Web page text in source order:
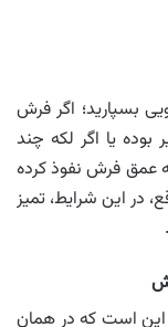
بسپارید؛ اگر فرش
یا اگر لکه چند
عمق فرش نفوذ کرده
در این شرایط، تمیز
این است که در همان